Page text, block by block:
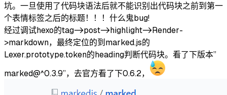
坑。一旦使用了代码块语法后就不能识别出代码块之前到第一
个表情标签之后的标题！！！什么鬼bug!
经过调试hexo的tag->post->highlight->Render-
>markdown，最终定位的到marked.js的
Lexer.prototype.token的heading判断代码块。看了下版本”
marked@^0.3.9”，去官方看了下0.6.2，